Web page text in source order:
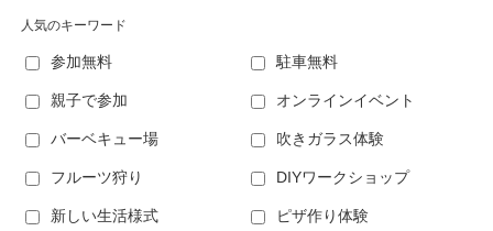
人気のキーワード
参加無料 駐車無料
親子で参加 オンラインイベント
バーベキュー場 吹きガラス体験
フルーツ狩り DIYワークショップ
新しい生活様式 ピザ作り体験